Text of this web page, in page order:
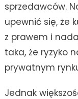
sprzedawców.
upewnić się, że
z prawem i
taka, że ​​ryzyko
prywatnym
Jednak